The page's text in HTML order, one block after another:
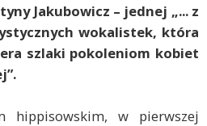
Jakubowicz – jednej „... z
wokalistek, która
szlaki pokoleniom kobiet
hippisowskim, w pierwszej